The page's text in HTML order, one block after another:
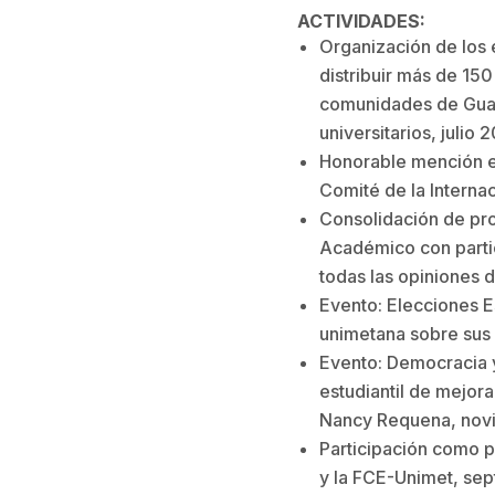
ACTIVIDADES:
Organización de los
distribuir más de
comunidades de
universitarios, julio
Honorable mención
Comité de la
Consolidación de
Académico con
todas las opiniones
Evento: Elecciones
unimetana sobre
Evento:
estudiantil de
Nancy Requena,
Participación como
y la FCE-Unimet,